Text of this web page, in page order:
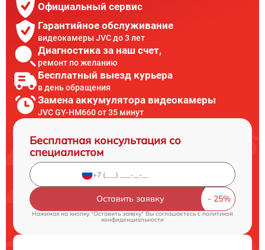
Официальный сервис
Гарантийное обслуживание
видеокамеры JVC до 3 лет
Диагностика за наш счет,
ремонт по желанию
Бесплатный выезд курьера
в день обращения
Замена аккумулятора видеокамеры
JVC GY-HM660 от 35 минут
Бесплатная консультация со
специалистом
Оставить заявку
Нажимая на кнопку "Оставить заявку" Вы соглашаетесь cполитикой
конфиденциальности